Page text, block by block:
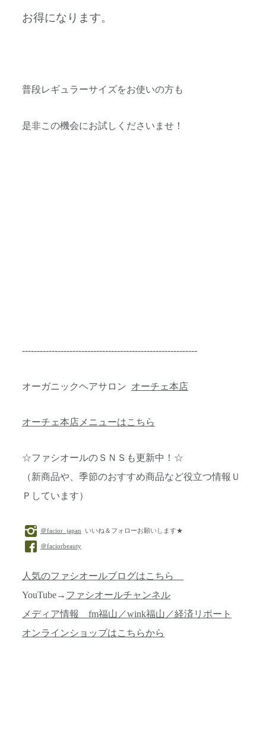
お得になります。
普段レギュラーサイズをお使いの方も
是非この機会にお試しくださいませ！
-----------------------------------------------------------
オーガニックヘアサロン オーチェ本店
オーチェ本店メニューはこちら
☆ファシオールのＳＮＳも更新中！☆
（新商品や、季節のおすすめ商品など役立つ情報Ｕ
Ｐしています）
＠facior_japan いいね＆フォローお願いします★
＠faciorbeauty
人気のファシオールブログはこちら
YouTube→ ファシオールチャンネル
メディア情報 fm福山／wink福山／経済リポート
オンラインショップはこちらから